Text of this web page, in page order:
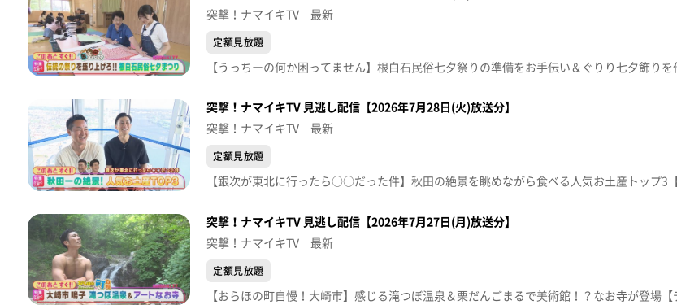
突撃！ナマイキTV 最新
定額見放題
突撃！ナマイキTV 見逃し配信【2026年7月28日(火)放送分】
突撃！ナマイキTV 最新
定額見放題
突撃！ナマイキTV 見逃し配信【2026年7月27日(月)放送分】
突撃！ナマイキTV 最新
定額見放題